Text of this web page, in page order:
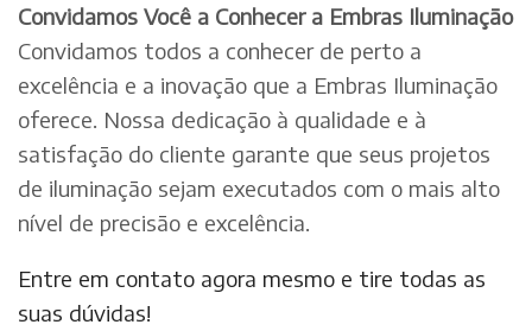
Convidamos Você a Conhecer a Embras Iluminação
Convidamos todos a conhecer de perto a
excelência e a inovação que a Embras Iluminação
oferece. Nossa dedicação à qualidade e à
satisfação do cliente garante que seus projetos
de iluminação sejam executados com o mais alto
nível de precisão e excelência.
Entre em contato agora mesmo e tire todas as
suas dúvidas!